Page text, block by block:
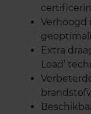
Verhoogd
Extra
Load’